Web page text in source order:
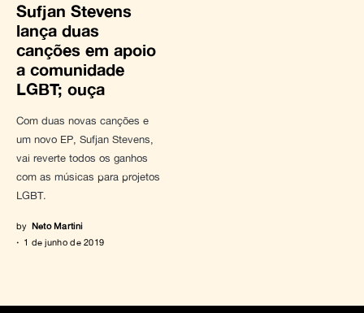
Sufjan Stevens
lança duas
canções em apoio
a comunidade
LGBT; ouça
Com duas novas canções e
um novo EP, Sufjan Stevens,
vai reverte todos os ganhos
com as músicas para projetos
LGBT.
by Neto Martini
1 de junho de 2019